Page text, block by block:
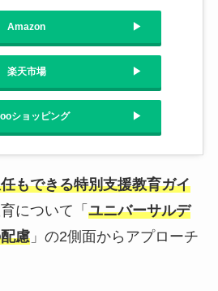
Amazon
楽天市場
ショッピング
もできる特別支援教育ガイ
について「 ユニバーサルデ
慮」の2側面からアプローチ